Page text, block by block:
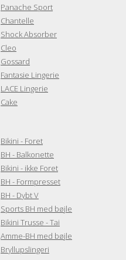
Panache Sport
Chantelle
Shock Absorber
Cleo
Gossard
Fantasie Lingerie
LACE Lingerie
Cake
Bikini - Foret
BH - Balkonette
Bikini - ikke Foret
BH - Formpresset
BH - Dybt V
Sports BH med bøjle
Bikini Trusse - Tai
Amme-BH med bøjle
Bryllupslingeri